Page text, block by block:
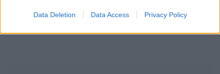
Data Deletion Data Access Privacy Policy